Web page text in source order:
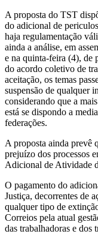
A proposta do TST
do adicional de
haja regulamentação
ainda a análise, em
e na quinta-feira (4), de
do acordo coletivo de
aceitação, os temas
suspensão de qualquer
considerando que a
está se dispondo a
federações.
A proposta ainda prevê
prejuízo dos processos
Adicional de Atividade
O pagamento do
Justiça, decorrentes de
qualquer tipo de
Correios pela atual
das trabalhadoras e dos